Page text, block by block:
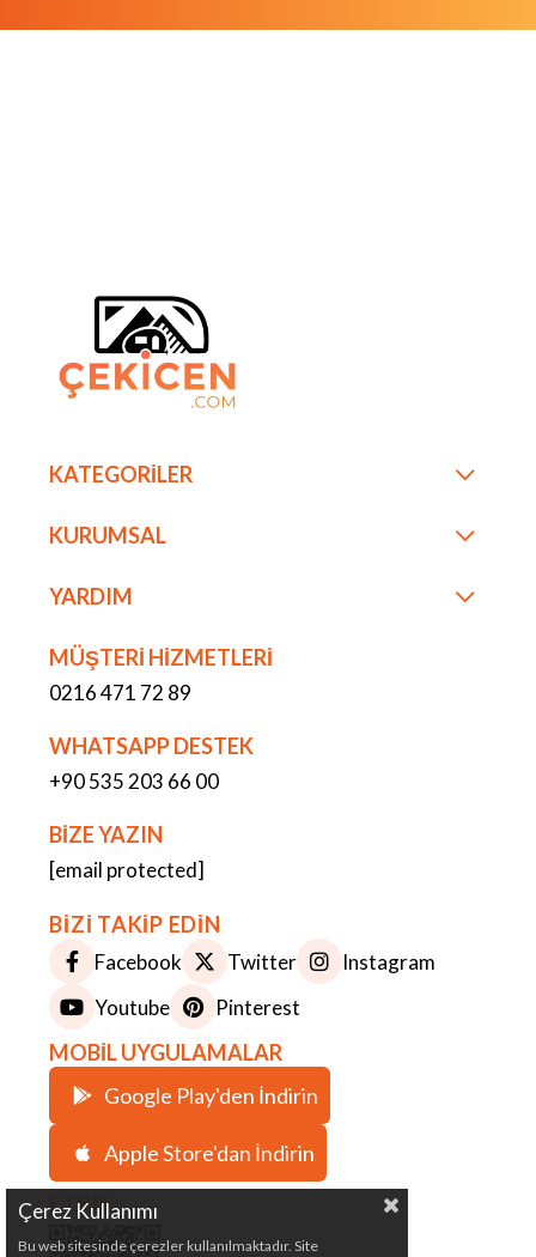
KATEGORİLER
KURUMSAL
YARDIM
MÜŞTERİ HİZMETLERİ
0216 471 72 89
WHATSAPP DESTEK
+90 535 203 66 00
BİZE YAZIN
[email protected]
BİZİ TAKİP EDİN
Facebook Twitter
Instagram
Youtube
Pinterest
MOBİL UYGULAMALAR
Google Play'den İndirin
Apple Store'dan İndirin
ETBİS
Çerez Kullanımı
Bu web sitesinde çerezler kullanılmaktadır. Site